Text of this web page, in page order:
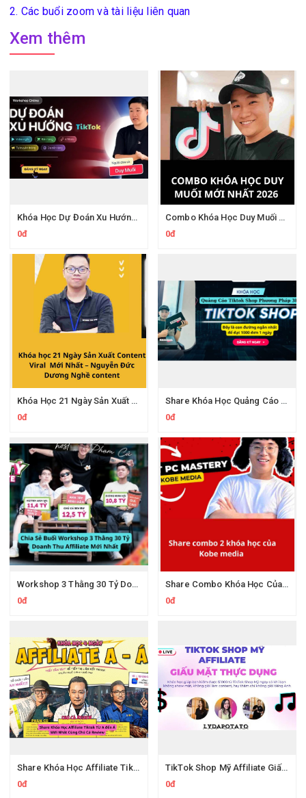
2. Các buổi zoom và tài liệu liên quan
Xem thêm
Khóa Học Dự Đoán Xu Hướng TikTok 2026 Duy Muối
0đ
Combo Khóa Học Duy Muối 2026
0đ
Khóa Học 21 Ngày Sản Xuất Content Viral Cùng Nghề Content
0đ
Share Khóa Học Quảng Cáo Tiktok Shop Phương Pháp 3R Của Phan Đức Nho
0đ
Workshop 3 Thằng 30 Tỷ Doanh Thu Affiliate Tiktok
0đ
Share Combo Khóa Học Của Kobe Media
0đ
Share Khóa Học Affiliate Tiktok Từ A đến Á Của Chú Cá Review
0đ
TikTok Shop Mỹ Affiliate Giấu Mặt Thực Dụng Của Lydapotato
0đ